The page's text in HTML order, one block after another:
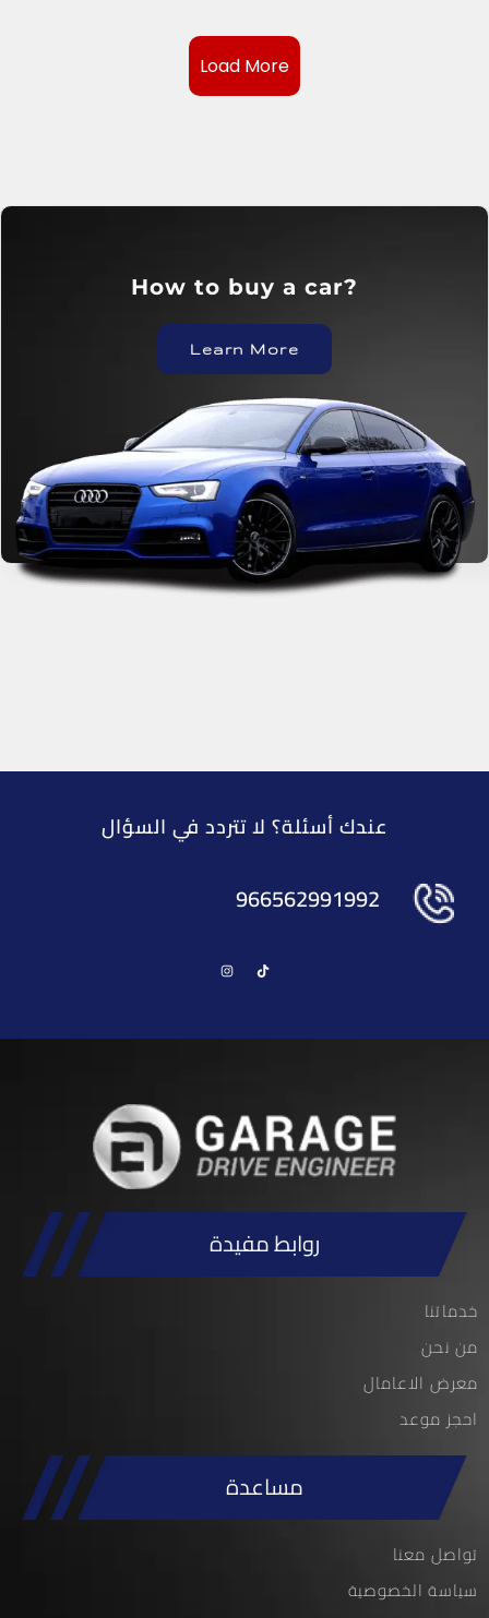
Load More
?How to buy a car
Learn More
عندك أسئلة؟ لا تتردد في السؤال
966562991992
روابط مفيدة
خدماتنا
من نحن
معرض الاعامال
احجز موعد
مساعدة
تواصل معنا
سياسة الخصوصية